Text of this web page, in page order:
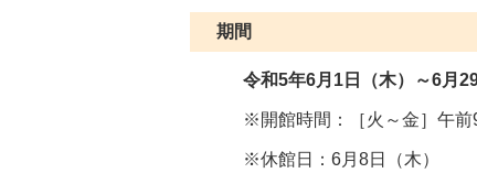
期間
令和5年6月1日（木）～6月
※開館時間：［火～金］午前9
※休館日：6月8日（木）